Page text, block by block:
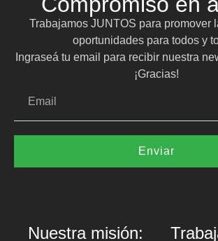
Trabajamos JUNTOS para promover
oportunidades para todos y
Ingraseá tu email para recibir nuestra
¡Gracias!
Enviar
Nuestra misión: